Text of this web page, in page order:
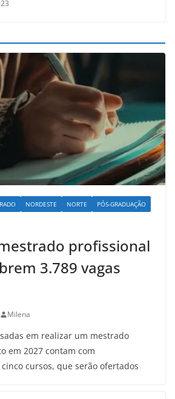
NORDESTE NORTE
PÓS-GRADUAÇÃO
profissional
3.789 vagas
Milena
em realizar um mestrado
em 2027 contam com
cursos, que serão ofertados